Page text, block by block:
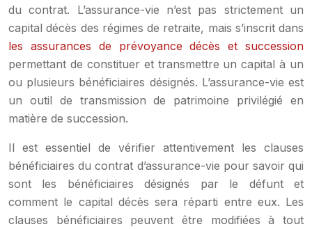
du contrat. L’assurance-vie n’est pas strictement un
capital décès des régimes de retraite, mais s’inscrit dans
les assurances de prévoyance décès et succession
permettant de constituer et transmettre un capital à un
ou plusieurs bénéficiaires désignés. L’assurance-vie est
un outil de transmission de patrimoine privilégié en
matière de succession.
Il est essentiel de vérifier attentivement les clauses
bénéficiaires du contrat d’assurance-vie pour savoir qui
sont les bénéficiaires désignés par le défunt et
comment le capital décès sera réparti entre eux. Les
clauses bénéficiaires peuvent être modifiées à tout